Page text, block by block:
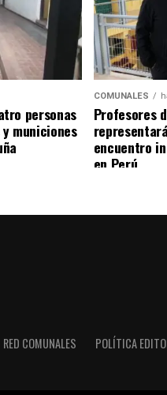
personas
municiones
COMUNALES
Profesores
encuentro
en Perú
RED COMUNALES POLÍTICA